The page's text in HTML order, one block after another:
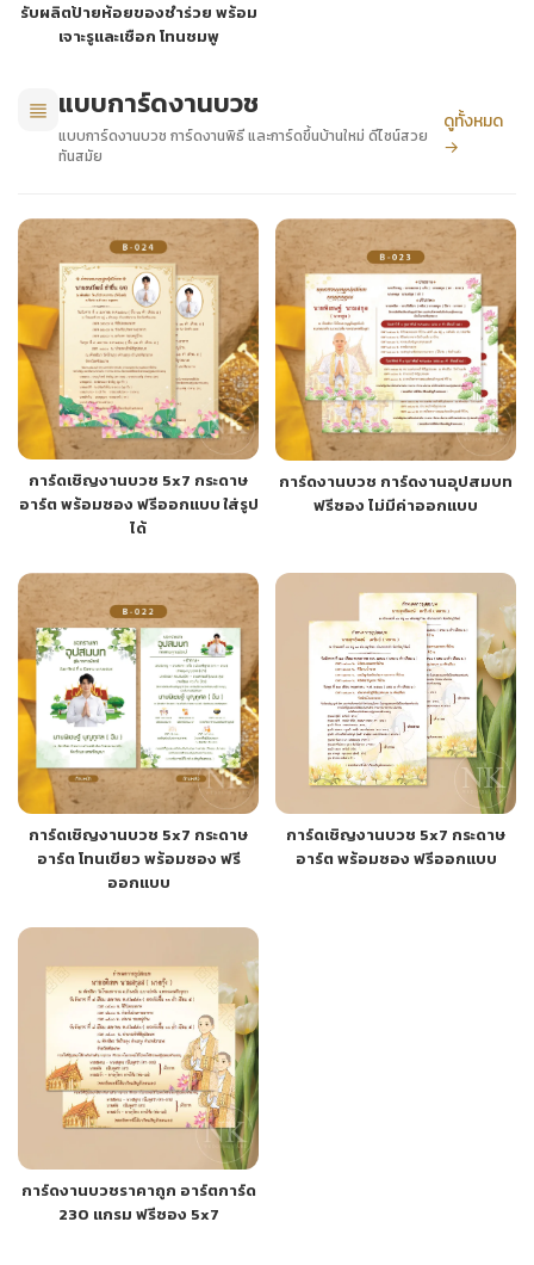
รับผลิตป้ายห้อยของชำร่วย พร้อม
เจาะรูและเชือก โทนชมพู
แบบการ์ดงานบวช
แบบการ์ดงานบวช การ์ดงานพิธี และการ์ดขึ้นบ้านใหม่ ดีไซน์สวย
ทันสมัย
ดูทั้งหมด
→
การ์ดเชิญงานบวช 5x7 กระดาษ
อาร์ต พร้อมซอง ฟรีออกแบบ ใส่รูป
ได้
การ์ดงานบวช การ์ดงานอุปสมบท
ฟรีซอง ไม่มีค่าออกแบบ
การ์ดเชิญงานบวช 5x7 กระดาษ
อาร์ต โทนเขียว พร้อมซอง ฟรี
ออกแบบ
การ์ดเชิญงานบวช 5x7 กระดาษ
อาร์ต พร้อมซอง ฟรีออกแบบ
การ์ดงานบวชราคาถูก อาร์ตการ์ด
230 แกรม ฟรีซอง 5x7